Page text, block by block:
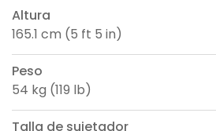
Altura
165.1 cm (5 ft 5 in)
Peso
54 kg (119 lb)
Talla de sujetador